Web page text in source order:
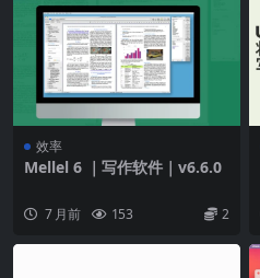
效率
Mellel 6 ｜写作软件｜v6.6.0
7 月前 153 2